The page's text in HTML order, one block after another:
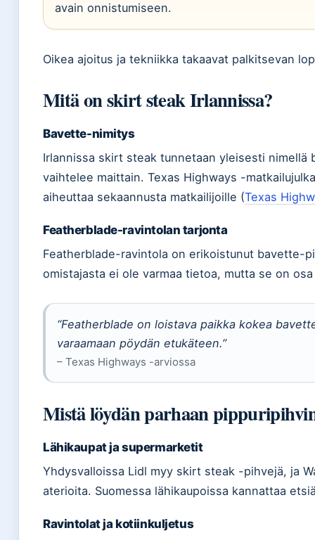
avain onnistumiseen.
Oikea ajoitus ja tekniikka takaavat palkitsevan
Mitä on skirt steak Irlannissa?
Bavette-nimitys
Irlannissa skirt steak tunnetaan yleisesti nimellä
vaihtelee maittain. Texas Highways -
aiheuttaa sekaannusta matkailijoille (Texas
Featherblade-ravintolan tarjonta
Featherblade-ravintola on erikoistunut bavette-
omistajasta ei ole varmaa tietoa, mutta se on
“Featherblade on loistava paikka kokea
varaamaan pöydän etukäteen.”
– Texas Highways -arviossa
Mistä löydän parhaan
Lähikaupat ja supermarketit
Yhdysvalloissa Lidl myy skirt steak -pihvejä, ja
aterioita. Suomessa lähikaupoissa kannattaa
Ravintolat ja kotiinkuljetus